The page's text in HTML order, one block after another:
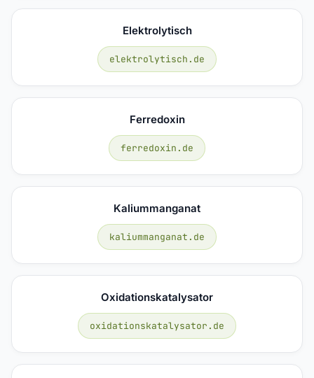
Elektrolytisch
elektrolytisch.de
Ferredoxin
ferredoxin.de
Kaliummanganat
kaliummanganat.de
Oxidationskatalysator
oxidationskatalysator.de